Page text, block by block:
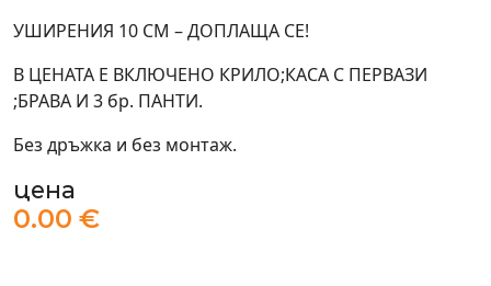
УШИРЕНИЯ 10 СМ – ДОПЛАЩА СЕ!
В ЦЕНАТА Е ВКЛЮЧЕНО КРИЛО;КАСА С ПЕРВАЗИ
;БРАВА И 3 бр. ПАНТИ.
Без дръжка и без монтаж.
цена
0.00 €